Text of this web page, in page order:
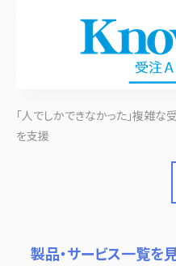
「人でしかできなかった」複雑
を支援
製品・サービス一覧を